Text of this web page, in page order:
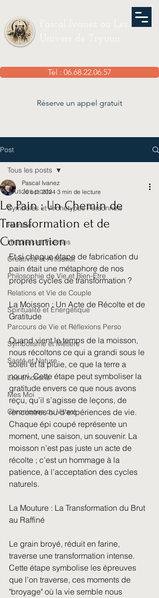
Pascal Ivanez ou Les
Univers de Tryuun
Tél : 06.68.22.06.57
Réserve un appel gratuit
Post
Tous les posts
Symboles et Archétypes Personnels
Retraite
Histoires et Poèmes
Créativité et Artisanat
Philosophie de Vie et Bien-Être
Relations et Vie de Couple
Spiritualité et Énergétique
Parcours de Vie et Réflexions Perso
Symbolisme et Métiers
Santé et Nature
Les émotions
Mes Moi
Chroniques du Vivant
Tous les posts
Le Pain : Un Chemin de
Transformation et de
Communion
Pascal Ivanez
26 oct. 2024 3 min de lecture
Et si chaque étape de fabrication du
pain était une métaphore de nos
propres cycles de transformation ?
La Moisson : Un Acte de Récolte et de
Gratitude
Quand vient le temps de la moisson,
nous récoltons ce qui a grandi sous le
soleil et la pluie, ce que la terre a
nourri. Cette étape peut symboliser la
gratitude envers ce que nous avons
reçu, qu’il s’agisse de leçons, de
rencontres ou d’expériences de vie.
Chaque épi coupé représente un
moment, une saison, un souvenir. La
moisson n’est pas juste un acte de
récolte ; c’est un hommage à la
patience, à l’acceptation des cycles
naturels.
La Mouture : La Transformation du Brut
au Raffiné
Le grain broyé, réduit en farine,
traverse une transformation intense.
Cette étape symbolise les épreuves
que l’on traverse, ces moments de
"broyage" où la vie semble nous